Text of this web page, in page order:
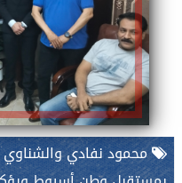
محمود نفادي والشناوي